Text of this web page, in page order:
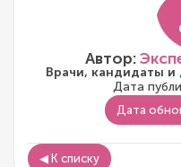
Автор:
Врачи, кандидаты и
Дата
Дата
◀ К списку